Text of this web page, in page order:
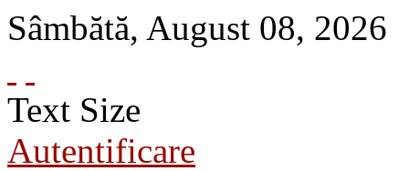
Sâmbătă, August 08, 2026
Text Size
Autentificare